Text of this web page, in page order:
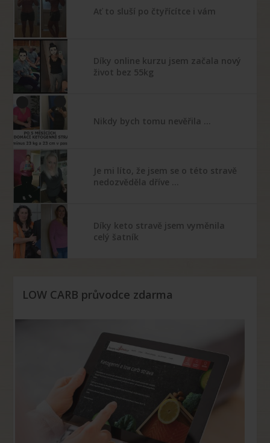
Ať to sluší po čtyřícítce i vám
Díky online kurzu jsem začala nový
život bez 55kg
Nikdy bych tomu nevěřila …
Je mi líto, že jsem se o této stravě
nedozvěděla dříve …
Díky keto stravě jsem vyměnila
celý šatník
LOW CARB průvodce zdarma